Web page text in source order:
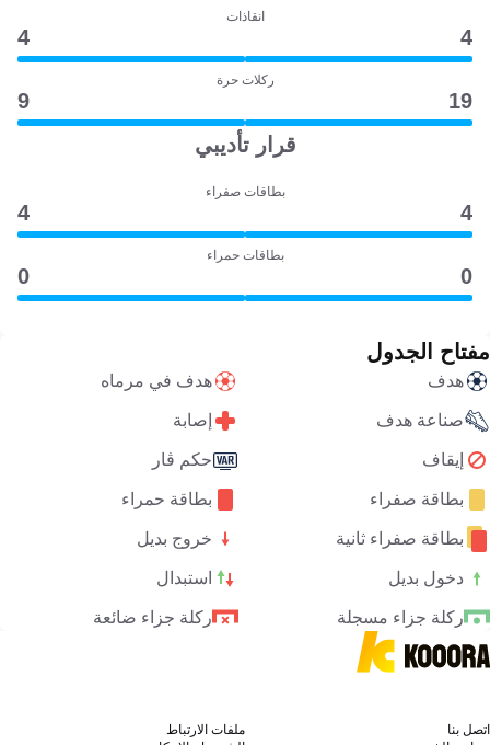
انقاذات
4
4
ركلات حرة
19
9
قرار تأديبي
بطاقات صفراء
4
4
بطاقات حمراء
0
0
مفتاح الجدول
هدف هدف في مرماه
صناعة هدف إصابة
إيقاف حكم ڤار
بطاقة صفراء بطاقة حمراء
بطاقة صفراء ثانية خروج بديل
دخول بديل استبدال
ركلة جزاء مسجلة ركلة جزاء ضائعة
اتصل بنا
ملفات الارتباط